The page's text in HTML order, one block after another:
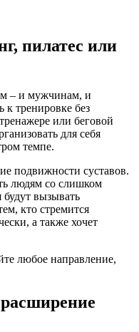
пилатес или
– и мужчинам, и
тренировке без
или беговой
для себя
темпе.
подвижности суставов.
людям со слишком
вызывать
кто стремится
а также хочет
любое направление,